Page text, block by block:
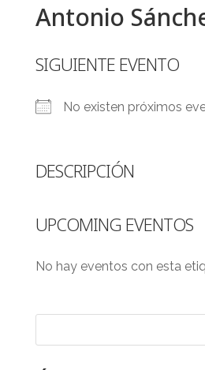
Antonio
SIGUIENTE EVENTO
No existen próximos
DESCRIPCIÓN
UPCOMING EVENTOS
No hay eventos con esta